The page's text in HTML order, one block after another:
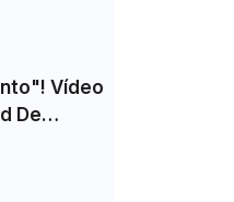
Vídeo
De